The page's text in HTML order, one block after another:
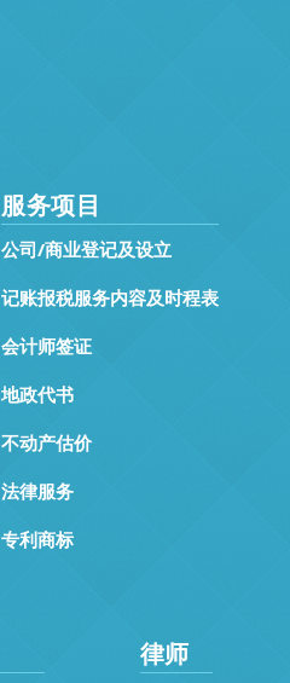
服务项目
公司/商业登记及设立
记账报税服务内容及时程表
会计师签证
地政代书
不动产估价
法律服务
专利商标
律师